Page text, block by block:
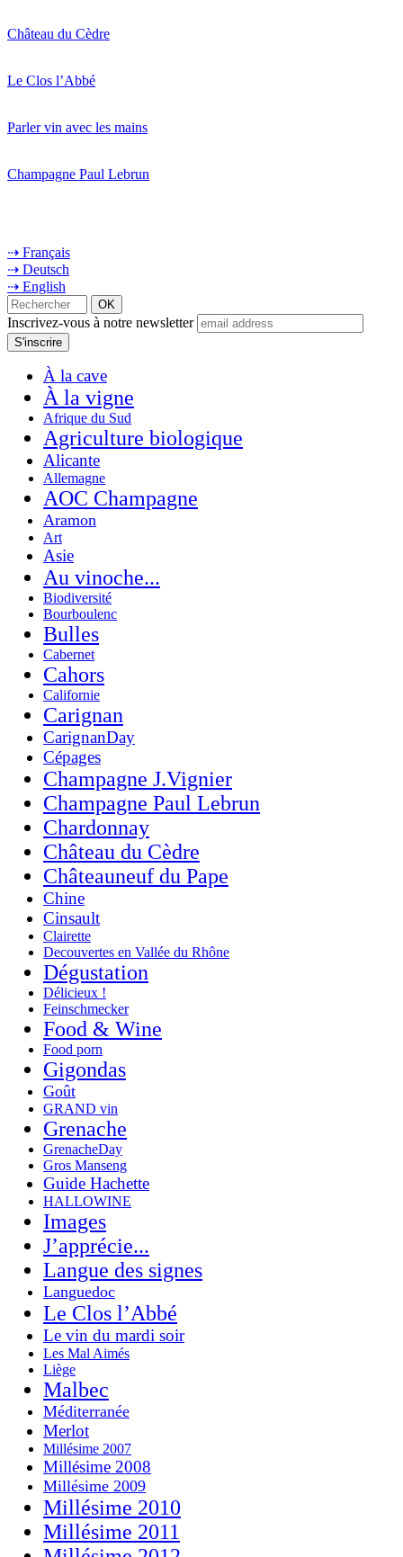
Château du Cèdre
Le Clos l’Abbé
Parler vin avec les mains
Champagne Paul Lebrun
⇢ Français
⇢ Deutsch
⇢ English
Inscrivez-vous à notre newsletter
À la cave
À la vigne
Afrique du Sud
Agriculture biologique
Alicante
Allemagne
AOC Champagne
Aramon
Art
Asie
Au vinoche...
Biodiversité
Bourboulenc
Bulles
Cabernet
Cahors
Californie
Carignan
CarignanDay
Cépages
Champagne J.Vignier
Champagne Paul Lebrun
Chardonnay
Château du Cèdre
Châteauneuf du Pape
Chine
Cinsault
Clairette
Decouvertes en Vallée du Rhône
Dégustation
Délicieux !
Feinschmecker
Food & Wine
Food porn
Gigondas
Goût
GRAND vin
Grenache
GrenacheDay
Gros Manseng
Guide Hachette
HALLOWINE
Images
J’apprécie...
Langue des signes
Languedoc
Le Clos l’Abbé
Le vin du mardi soir
Les Mal Aimés
Liège
Malbec
Méditerranée
Merlot
Millésime 2007
Millésime 2008
Millésime 2009
Millésime 2010
Millésime 2011